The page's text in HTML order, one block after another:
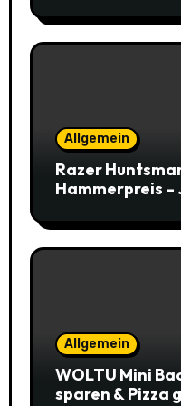
Allgemein
Razer
Hammerpreis
Allgemein
WOLTU Mini
sparen & Pizza